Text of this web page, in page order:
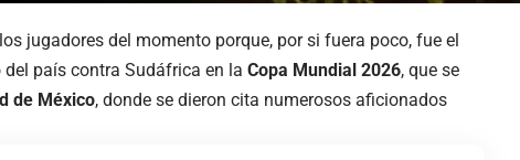
jugadores del momento porque, por si fuera poco, fue el
país contra Sudáfrica en la Copa Mundial 2026, que se
de México, donde se dieron cita numerosos aficionados